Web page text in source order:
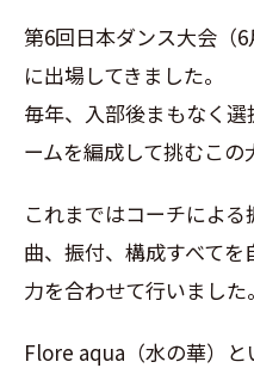
第6回日本ダンス大会（
に出場してきました。
毎年、入部後まもなく
ームを編成して挑むこの
これまではコーチによ
曲、振付、構成すべてを
力を合わせて行いました。
Flore aqua（水の華）